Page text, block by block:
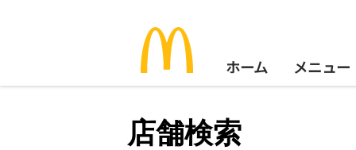
ホーム メニュー
店舗検索